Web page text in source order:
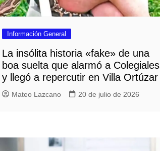
Información General
La insólita historia «fake» de una
boa suelta que alarmó a Colegiales
y llegó a repercutir en Villa Ortúzar
Mateo Lazcano 20 de julio de 2026